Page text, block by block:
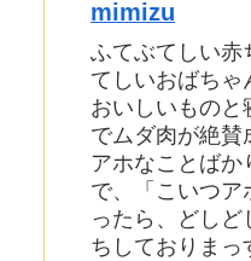
mimizu
ふてぶてしい
てしいおばちゃ
おいしいものと
でムダ肉が絶賛
アホなことばか
で、「こいつ
ったら、どし
ちしておりまっ